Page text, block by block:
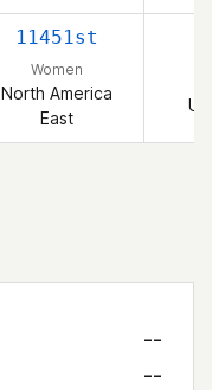
11451st
Women
North America
East
--
--